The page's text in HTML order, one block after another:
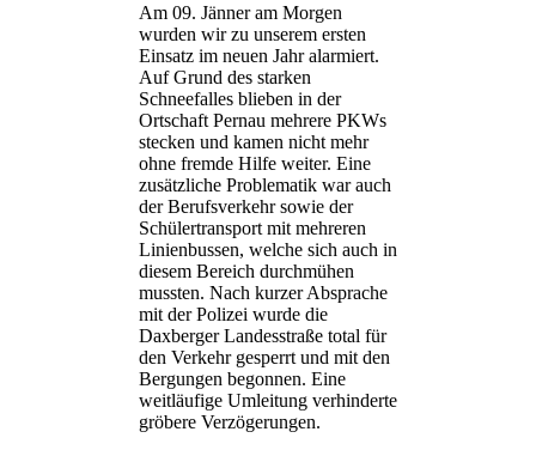
Am 09. Jänner am Morgen
wurden wir zu unserem ersten
Einsatz im neuen Jahr alarmiert.
Auf Grund des starken
Schneefalles blieben in der
Ortschaft Pernau mehrere PKWs
stecken und kamen nicht mehr
ohne fremde Hilfe weiter. Eine
zusätzliche Problematik war auch
der Berufsverkehr sowie der
Schülertransport mit mehreren
Linienbussen, welche sich auch in
diesem Bereich durchmühen
mussten. Nach kurzer Absprache
mit der Polizei wurde die
Daxberger Landesstraße total für
den Verkehr gesperrt und mit den
Bergungen begonnen. Eine
weitläufige Umleitung verhinderte
gröbere Verzögerungen.